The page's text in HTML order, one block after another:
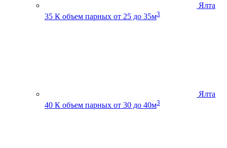
Ялта
35 К объем парных от 25 до 35м3
Ялта
40 К объем парных от 30 до 40м3